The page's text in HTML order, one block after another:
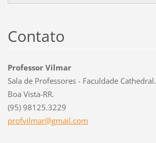
Contato
Professor Vilmar
Sala de Professores - Faculdade Cathedral.
Boa Vista-RR.
(95) 98125.3229
profvilmar@gmail.com